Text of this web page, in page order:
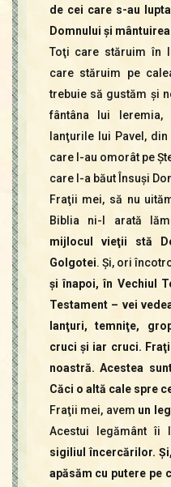
de cei care s-au
Domnului şi
Toţi care stăruim în
care stăruim pe
trebuie să gustăm şi
fântâna lui
lanţurile lui Pavel,
care l-au omorât pe
care l-a băut Însuşi
Fraţii mei, să nu
Biblia ni-l arată
mijlocul vieţii stă
Golgotei. Şi, ori
şi înapoi, în Vechiul
Testament – vei
lanţuri, temniţe,
cruci şi iar cruci.
noastră. Acestea
Căci o altă cale spre
Fraţii mei, avem un
Acestui legământ îi
sigiliul încercărilor.
apăsăm cu putere pe